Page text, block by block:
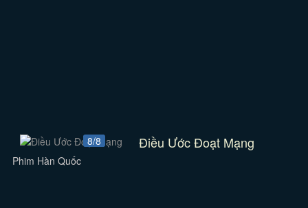
8/8 Điều Ước Đoạt Mạng
Phim Hàn Quốc